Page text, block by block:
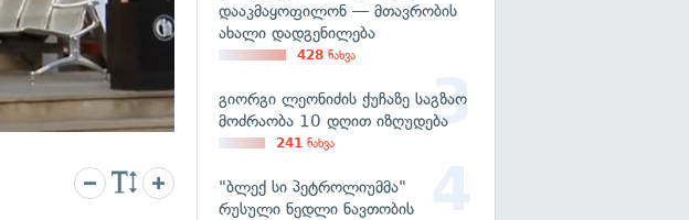
დააკმაყოფილონ — მთავრობის
ახალი დადგენილება
428 ნახვა
გიორგი ლეონიძის ქუჩაზე საგზაო
მოძრაობა 10 დღით იზღუდება
241 ნახვა
"ბლექ სი პეტროლიუმმა"
რუსული ნედლი ნავთობის